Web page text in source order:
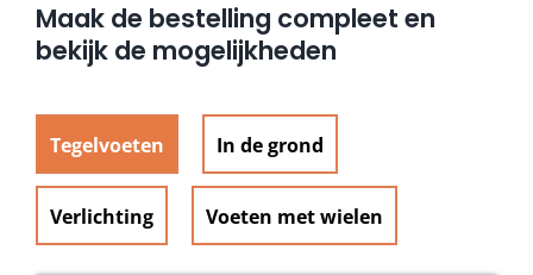
Maak de bestelling compleet en
bekijk de mogelijkheden
Tegelvoeten In de grond
Verlichting Voeten met wielen